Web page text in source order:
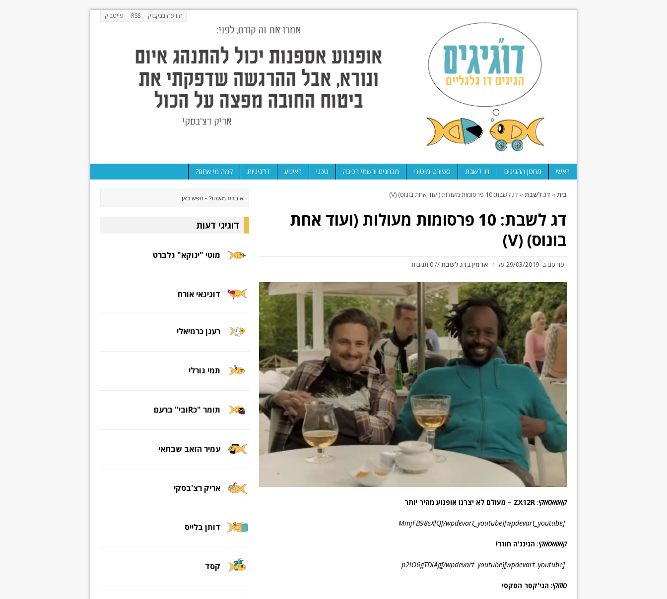
הודעה בבקבוק RSS פייסבוק
ראשי מחסן ההגיגים דג לשבת ספורט מוטורי מבחנים ורשמי רכיבה טכני ראינוע דו"גיגיות למה מי אתם?
בית» דג לשבת» דג לשבת: 10 פרסומות מעולות (ועוד אחת בונוס) (V)
דג לשבת: 10 פרסומות מעולות (ועוד אחת
בונוס) (V)
פורסם ב-29/03/2019 על ידי אדמיןבדג לשבת// 0 תגובות
קאוואסאקי: ZX12R – מעולם לא יצרנו אופנוע מהיר יותר
[wpdevart_youtube]MmjFB98sXlQ[/wpdevart_youtube]
קאוואסאקי: הנינג'ה חוזר!
[wpdevart_youtube]p2lO6gTDlAg[/wpdevart_youtube]
סוזוקי: הגי'קסר הסקסי
דוגיגי דעות
מוטי "ינוקא" גלברט
דוגיגאי אורח
רענן כרמיאלי
תמי גורלי
תומר "כRובי" ברעם
עמיר הזאב שבתאי
אריק רצ'בסקי
דותן בלייס
קסד